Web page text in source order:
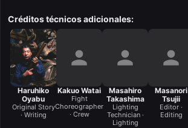
Créditos técnicos adicionales:
Haruhiko
Oyabu
Original Story
· Writing
Kakuo Watai
Fight
Choreographer
· Crew
Masahiro
Takashima
Lighting
Technician ·
Lighting
Masanori
Tsujii
Editor ·
Editing